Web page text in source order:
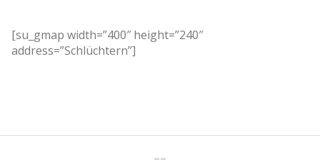
[su_gmap width=”400″ height=”240″
address=”Schlüchtern”]